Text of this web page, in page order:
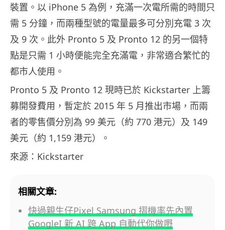
裝置。以 iPhone 5 為例，充滿一次電所需的時間只
需 5 分鐘，而兩種型號的電量最多可分別充電 3 次
及 9 次。此外 Pronto 5 及 Pronto 12 的另一個特
點是只需 1 小時便能完全充滿電，非常適合繁忙的
都市人使用。
Pronto 5 及 Pronto 12 現時已於 Kickstarter 上籌
募開發費用，暫定於 2015 年 5 月推出市場，而兩
者的零售價分別為 99 美元（約 770 港元）及 149
美元（約 1,159 港元）。
來源：Kickstarter
相關文章:
快過親生仔Pixel Samsung 摺機率先內置
GoogleI 新 AI 跨 App 自動代你做嘢